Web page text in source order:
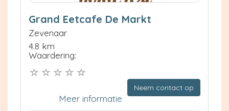
Grand Eetcafe De Markt
Zevenaar
4.8 km
Waardering:
Neem contact op
Meer informatie